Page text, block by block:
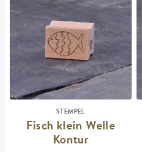
STEMPEL
Fisch klein Welle
Kontur